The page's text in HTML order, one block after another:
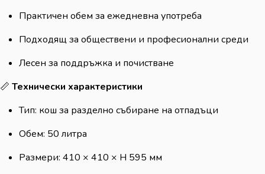
Практичен обем за ежедневна употреба
Подходящ за обществени и професионални среди
Лесен за поддръжка и почистване
📏 Технически характеристики
Тип: кош за разделно събиране на отпадъци
Обем: 50 литра
Размери: 410 × 410 × H 595 мм